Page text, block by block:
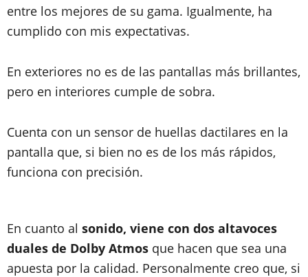
entre los mejores de su gama. Igualmente, ha
cumplido con mis expectativas.
En exteriores no es de las pantallas más brillantes,
pero en interiores cumple de sobra.
Cuenta con un sensor de huellas dactilares en la
pantalla que, si bien no es de los más rápidos,
funciona con precisión.
En cuanto al sonido, viene con dos altavoces
duales de Dolby Atmos que hacen que sea una
apuesta por la calidad. Personalmente creo que, si